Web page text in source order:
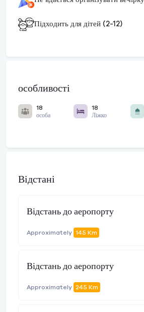
Підходить для дітей (2-12)
особливості
18
особа
18
Ліжко
Відстані
Відстань до аеропорту
Approximately 145 Km
Відстань до аеропорту
Approximately 245 Km